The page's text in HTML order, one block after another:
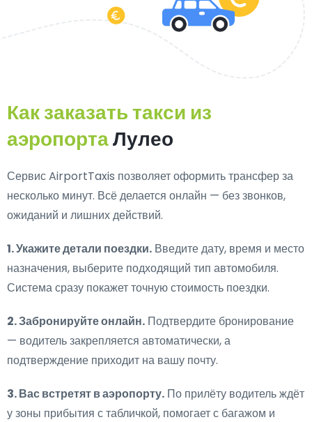
Как заказать такси из
аэропортаЛулео
Сервис AirportTaxis позволяет оформить трансфер за
несколько минут. Всё делается онлайн — без звонков,
ожиданий и лишних действий.
1. Укажите детали поездки. Введите дату, время и место
назначения, выберите подходящий тип автомобиля.
Система сразу покажет точную стоимость поездки.
2. Забронируйте онлайн. Подтвердите бронирование
— водитель закрепляется автоматически, а
подтверждение приходит на вашу почту.
3. Вас встретят в аэропорту. По прилёту водитель ждёт
у зоны прибытия с табличкой, помогает с багажом и